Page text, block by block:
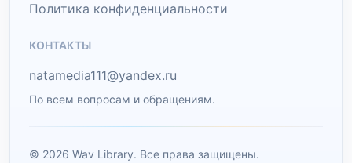
Политика конфиденциальности
КОНТАКТЫ
natamedia111@yandex.ru
По всем вопросам и обращениям.
© 2026 Wav Library. Все права защищены.